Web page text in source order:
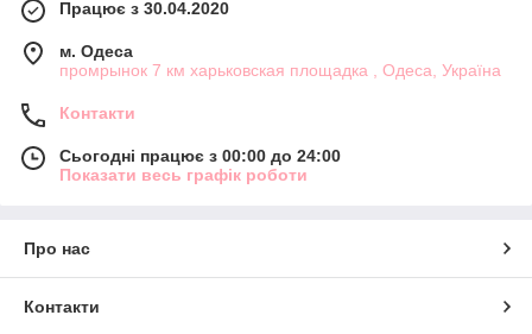
Працює з 30.04.2020
м. Одеса
промрынок 7 км харьковская площадка , Одеса, Україна
Контакти
Сьогодні працює з 00:00 до 24:00
Показати весь графік роботи
Про нас
Контакти